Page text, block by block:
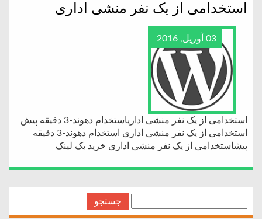
استخدامی از یک نفر منشی اداری
03 آوریل, 2016
استخدامی از یک نفر منشی اداریاستخدام دهوند-3 دقیقه پیش
استخدامی از یک نفر منشی اداری استخدام دهوند-3 دقیقه
پیشاستخدامی از یک نفر منشی اداری خرید بک لینک